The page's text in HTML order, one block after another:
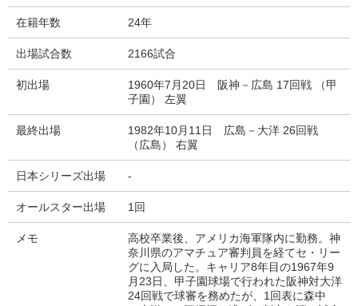
在籍年数 24年
出場試合数 2166試合
初出場
1960年7月20日 阪神－広島 17回戦 （甲
子園） 左翼
最終出場
1982年10月11日 広島－大洋 26回戦
（広島） 右翼
日本シリーズ出場 -
オールスター出場 1回
メモ
高校卒業後、アメリカ海軍隊内に勤務。神
奈川県のアマチュア審判員を経てセ・リー
グに入局した。キャリア8年目の1967年9
月23日、甲子園球場で行われた阪神対大洋
24回戦で球審を務めたが、1回表に森中